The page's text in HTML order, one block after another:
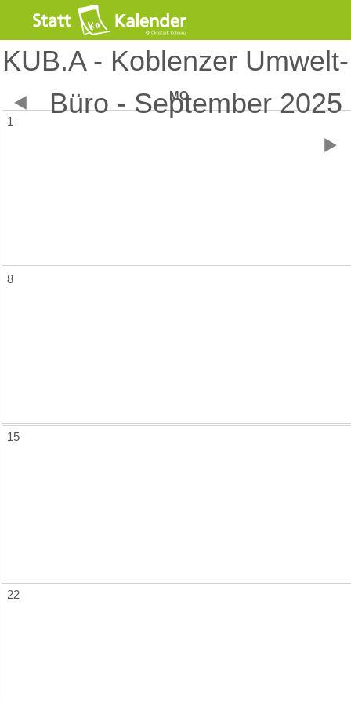
KUB.A - Koblenzer Umwelt-
Büro - September 2025
MO
1
8
15
22